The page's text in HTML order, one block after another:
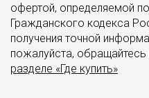
офертой, определяемой
Гражданского кодекса
получения точной
пожалуйста,
разделе «Где купить»